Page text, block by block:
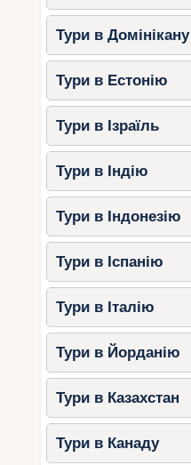
Тури в Домінікану
Тури в Естонію
Тури в Ізраїль
Тури в Індію
Тури в Індонезію
Тури в Іспанію
Тури в Італію
Тури в Йорданію
Тури в Казахстан
Тури в Канаду